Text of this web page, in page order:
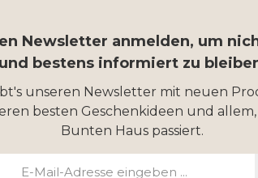
Newsletter anmelden, um
und bestens informiert zu
unseren Newsletter mit neuen
besten Geschenkideen und allem,
Bunten Haus passiert.